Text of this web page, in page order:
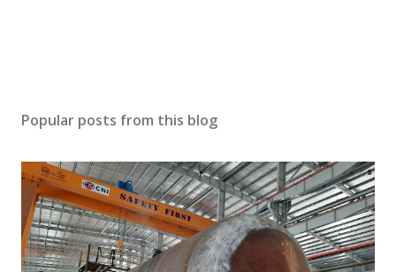
Popular posts from this blog